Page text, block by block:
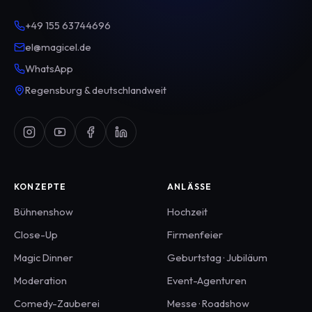
+49 155 63744696
el@magicel.de
WhatsApp
Regensburg & deutschlandweit
KONZEPTE
Bühnenshow
Close-Up
Magic Dinner
Moderation
Comedy-Zauberei
ANLÄSSE
Hochzeit
Firmenfeier
Geburtstag · Jubiläum
Event-Agenturen
Messe · Roadshow